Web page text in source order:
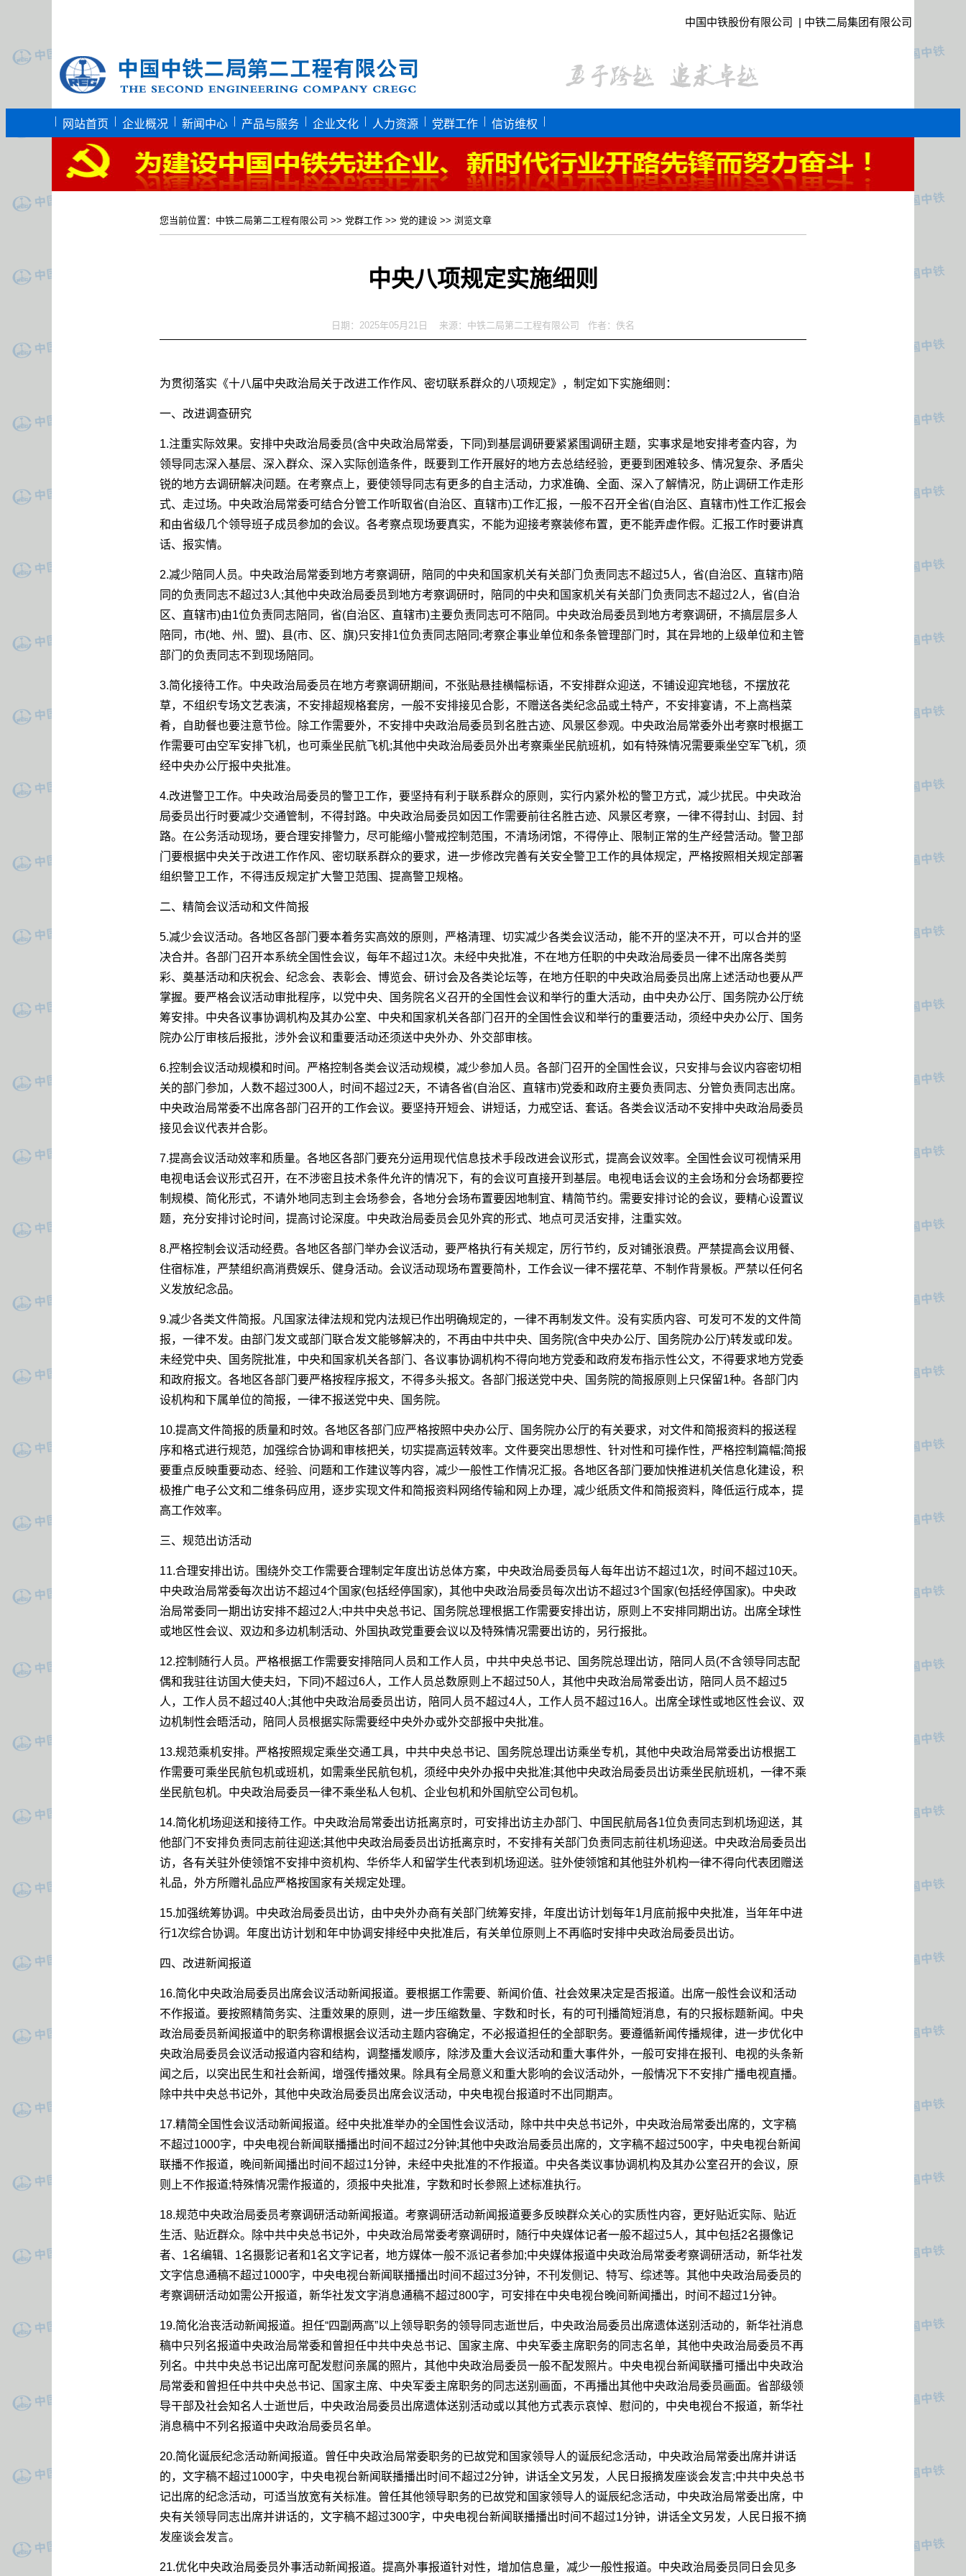
中国中铁股份有限公司 | 中铁二局集团有限公司
| 网站首页 | 企业概况 | 新闻中心 | 产品与服务 | 企业文化 | 人力资源 | 党群工作 | 信访维权 |
您当前位置： 中铁二局第二工程有限公司 >> 党群工作 >> 党的建设 >> 浏览文章
中央八项规定实施细则
日期：2025年05月21日 来源：中铁二局第二工程有限公司 作者：佚名
为贯彻落实《十八届中央政治局关于改进工作作风、密切联系群众的八项规定》，制定如下实施细则：
一、改进调查研究
1.注重实际效果。安排中央政治局委员(含中央政治局常委，下同)到基层调研要紧紧围调研主题，实事求是地安排考查内容，为
领导同志深入基层、深入群众、深入实际创造条件，既要到工作开展好的地方去总结经验，更要到困难较多、情况复杂、矛盾尖
锐的地方去调研解决问题。在考察点上，要使领导同志有更多的自主活动，力求准确、全面、深入了解情况，防止调研工作走形
式、走过场。中央政治局常委可结合分管工作听取省(自治区、直辖市)工作汇报，一般不召开全省(自治区、直辖市)性工作汇报会
和由省级几个领导班子成员参加的会议。各考察点现场要真实，不能为迎接考察装修布置，更不能弄虚作假。汇报工作时要讲真
话、报实情。
2.减少陪同人员。中央政治局常委到地方考察调研，陪同的中央和国家机关有关部门负责同志不超过5人，省(自治区、直辖市)陪
同的负责同志不超过3人;其他中央政治局委员到地方考察调研时，陪同的中央和国家机关有关部门负责同志不超过2人，省(自治
区、直辖市)由1位负责同志陪同，省(自治区、直辖市)主要负责同志可不陪同。中央政治局委员到地方考察调研，不搞层层多人
陪同，市(地、州、盟)、县(市、区、旗)只安排1位负责同志陪同;考察企事业单位和条条管理部门时，其在异地的上级单位和主管
部门的负责同志不到现场陪同。
3.简化接待工作。中央政治局委员在地方考察调研期间，不张贴悬挂横幅标语，不安排群众迎送，不铺设迎宾地毯，不摆放花
草，不组织专场文艺表演，不安排超规格套房，一般不安排接见合影，不赠送各类纪念品或土特产，不安排宴请，不上高档菜
肴，自助餐也要注意节俭。除工作需要外，不安排中央政治局委员到名胜古迹、风景区参观。中央政治局常委外出考察时根据工
作需要可由空军安排飞机，也可乘坐民航飞机;其他中央政治局委员外出考察乘坐民航班机，如有特殊情况需要乘坐空军飞机，须
经中央办公厅报中央批准。
4.改进警卫工作。中央政治局委员的警卫工作，要坚持有利于联系群众的原则，实行内紧外松的警卫方式，减少扰民。中央政治
局委员出行时要减少交通管制，不得封路。中央政治局委员如因工作需要前往名胜古迹、风景区考察，一律不得封山、封园、封
路。在公务活动现场，要合理安排警力，尽可能缩小警戒控制范围，不清场闭馆，不得停止、限制正常的生产经营活动。警卫部
门要根据中央关于改进工作作风、密切联系群众的要求，进一步修改完善有关安全警卫工作的具体规定，严格按照相关规定部署
组织警卫工作，不得违反规定扩大警卫范围、提高警卫规格。
二、精简会议活动和文件简报
5.减少会议活动。各地区各部门要本着务实高效的原则，严格清理、切实减少各类会议活动，能不开的坚决不开，可以合并的坚
决合并。各部门召开本系统全国性会议，每年不超过1次。未经中央批准，不在地方任职的中央政治局委员一律不出席各类剪
彩、奠基活动和庆祝会、纪念会、表彰会、博览会、研讨会及各类论坛等，在地方任职的中央政治局委员出席上述活动也要从严
掌握。要严格会议活动审批程序，以党中央、国务院名义召开的全国性会议和举行的重大活动，由中央办公厅、国务院办公厅统
筹安排。中央各议事协调机构及其办公室、中央和国家机关各部门召开的全国性会议和举行的重要活动，须经中央办公厅、国务
院办公厅审核后报批，涉外会议和重要活动还须送中央外办、外交部审核。
6.控制会议活动规模和时间。严格控制各类会议活动规模，减少参加人员。各部门召开的全国性会议，只安排与会议内容密切相
关的部门参加，人数不超过300人，时间不超过2天，不请各省(自治区、直辖市)党委和政府主要负责同志、分管负责同志出席。
中央政治局常委不出席各部门召开的工作会议。要坚持开短会、讲短话，力戒空话、套话。各类会议活动不安排中央政治局委员
接见会议代表并合影。
7.提高会议活动效率和质量。各地区各部门要充分运用现代信息技术手段改进会议形式，提高会议效率。全国性会议可视情采用
电视电话会议形式召开，在不涉密且技术条件允许的情况下，有的会议可直接开到基层。电视电话会议的主会场和分会场都要控
制规模、简化形式，不请外地同志到主会场参会，各地分会场布置要因地制宜、精简节约。需要安排讨论的会议，要精心设置议
题，充分安排讨论时间，提高讨论深度。中央政治局委员会见外宾的形式、地点可灵活安排，注重实效。
8.严格控制会议活动经费。各地区各部门举办会议活动，要严格执行有关规定，厉行节约，反对铺张浪费。严禁提高会议用餐、
住宿标准，严禁组织高消费娱乐、健身活动。会议活动现场布置要简朴，工作会议一律不摆花草、不制作背景板。严禁以任何名
义发放纪念品。
9.减少各类文件简报。凡国家法律法规和党内法规已作出明确规定的，一律不再制发文件。没有实质内容、可发可不发的文件简
报，一律不发。由部门发文或部门联合发文能够解决的，不再由中共中央、国务院(含中央办公厅、国务院办公厅)转发或印发。
未经党中央、国务院批准，中央和国家机关各部门、各议事协调机构不得向地方党委和政府发布指示性公文，不得要求地方党委
和政府报文。各地区各部门要严格按程序报文，不得多头报文。各部门报送党中央、国务院的简报原则上只保留1种。各部门内
设机构和下属单位的简报，一律不报送党中央、国务院。
10.提高文件简报的质量和时效。各地区各部门应严格按照中央办公厅、国务院办公厅的有关要求，对文件和简报资料的报送程
序和格式进行规范，加强综合协调和审核把关，切实提高运转效率。文件要突出思想性、针对性和可操作性，严格控制篇幅;简报
要重点反映重要动态、经验、问题和工作建议等内容，减少一般性工作情况汇报。各地区各部门要加快推进机关信息化建设，积
极推广电子公文和二维条码应用，逐步实现文件和简报资料网络传输和网上办理，减少纸质文件和简报资料，降低运行成本，提
高工作效率。
三、规范出访活动
11.合理安排出访。围绕外交工作需要合理制定年度出访总体方案，中央政治局委员每人每年出访不超过1次，时间不超过10天。
中央政治局常委每次出访不超过4个国家(包括经停国家)，其他中央政治局委员每次出访不超过3个国家(包括经停国家)。中央政
治局常委同一期出访安排不超过2人;中共中央总书记、国务院总理根据工作需要安排出访，原则上不安排同期出访。出席全球性
或地区性会议、双边和多边机制活动、外国执政党重要会议以及特殊情况需要出访的，另行报批。
12.控制随行人员。严格根据工作需要安排陪同人员和工作人员，中共中央总书记、国务院总理出访，陪同人员(不含领导同志配
偶和我驻往访国大使夫妇，下同)不超过6人，工作人员总数原则上不超过50人，其他中央政治局常委出访，陪同人员不超过5
人，工作人员不超过40人;其他中央政治局委员出访，陪同人员不超过4人，工作人员不超过16人。出席全球性或地区性会议、双
边机制性会晤活动，陪同人员根据实际需要经中央外办或外交部报中央批准。
13.规范乘机安排。严格按照规定乘坐交通工具，中共中央总书记、国务院总理出访乘坐专机，其他中央政治局常委出访根据工
作需要可乘坐民航包机或班机，如需乘坐民航包机，须经中央外办报中央批准;其他中央政治局委员出访乘坐民航班机，一律不乘
坐民航包机。中央政治局委员一律不乘坐私人包机、企业包机和外国航空公司包机。
14.简化机场迎送和接待工作。中央政治局常委出访抵离京时，可安排出访主办部门、中国民航局各1位负责同志到机场迎送，其
他部门不安排负责同志前往迎送;其他中央政治局委员出访抵离京时，不安排有关部门负责同志前往机场迎送。中央政治局委员出
访，各有关驻外使领馆不安排中资机构、华侨华人和留学生代表到机场迎送。驻外使领馆和其他驻外机构一律不得向代表团赠送
礼品，外方所赠礼品应严格按国家有关规定处理。
15.加强统筹协调。中央政治局委员出访，由中央外办商有关部门统筹安排，年度出访计划每年1月底前报中央批准，当年年中进
行1次综合协调。年度出访计划和年中协调安排经中央批准后，有关单位原则上不再临时安排中央政治局委员出访。
四、改进新闻报道
16.简化中央政治局委员出席会议活动新闻报道。要根据工作需要、新闻价值、社会效果决定是否报道。出席一般性会议和活动
不作报道。要按照精简务实、注重效果的原则，进一步压缩数量、字数和时长，有的可刊播简短消息，有的只报标题新闻。中央
政治局委员新闻报道中的职务称谓根据会议活动主题内容确定，不必报道担任的全部职务。要遵循新闻传播规律，进一步优化中
央政治局委员会议活动报道内容和结构，调整播发顺序，除涉及重大会议活动和重大事件外，一般可安排在报刊、电视的头条新
闻之后，以突出民生和社会新闻，增强传播效果。除具有全局意义和重大影响的会议活动外，一般情况下不安排广播电视直播。
除中共中央总书记外，其他中央政治局委员出席会议活动，中央电视台报道时不出同期声。
17.精简全国性会议活动新闻报道。经中央批准举办的全国性会议活动，除中共中央总书记外，中央政治局常委出席的，文字稿
不超过1000字，中央电视台新闻联播播出时间不超过2分钟;其他中央政治局委员出席的，文字稿不超过500字，中央电视台新闻
联播不作报道，晚间新闻播出时间不超过1分钟，未经中央批准的不作报道。中央各类议事协调机构及其办公室召开的会议，原
则上不作报道;特殊情况需作报道的，须报中央批准，字数和时长参照上述标准执行。
18.规范中央政治局委员考察调研活动新闻报道。考察调研活动新闻报道要多反映群众关心的实质性内容，更好贴近实际、贴近
生活、贴近群众。除中共中央总书记外，中央政治局常委考察调研时，随行中央媒体记者一般不超过5人，其中包括2名摄像记
者、1名编辑、1名摄影记者和1名文字记者，地方媒体一般不派记者参加;中央媒体报道中央政治局常委考察调研活动，新华社发
文字信息通稿不超过1000字，中央电视台新闻联播播出时间不超过3分钟，不刊发侧记、特写、综述等。其他中央政治局委员的
考察调研活动如需公开报道，新华社发文字消息通稿不超过800字，可安排在中央电视台晚间新闻播出，时间不超过1分钟。
19.简化治丧活动新闻报道。担任“四副两高”以上领导职务的领导同志逝世后，中央政治局委员出席遗体送别活动的，新华社消息
稿中只列名报道中央政治局常委和曾担任中共中央总书记、国家主席、中央军委主席职务的同志名单，其他中央政治局委员不再
列名。中共中央总书记出席可配发慰问亲属的照片，其他中央政治局委员一般不配发照片。中央电视台新闻联播可播出中央政治
局常委和曾担任中共中央总书记、国家主席、中央军委主席职务的同志送别画面，不再播出其他中央政治局委员画面。省部级领
导干部及社会知名人士逝世后，中央政治局委员出席遗体送别活动或以其他方式表示哀悼、慰问的，中央电视台不报道，新华社
消息稿中不列名报道中央政治局委员名单。
20.简化诞辰纪念活动新闻报道。曾任中央政治局常委职务的已故党和国家领导人的诞辰纪念活动，中央政治局常委出席并讲话
的，文字稿不超过1000字，中央电视台新闻联播播出时间不超过2分钟，讲话全文另发，人民日报摘发座谈会发言;中共中央总书
记出席的纪念活动，可适当放宽有关标准。曾任其他领导职务的已故党和国家领导人的诞辰纪念活动，中央政治局常委出席，中
央有关领导同志出席并讲话的，文字稿不超过300字，中央电视台新闻联播播出时间不超过1分钟，讲话全文另发，人民日报不摘
发座谈会发言。
21.优化中央政治局委员外事活动新闻报道。提高外事报道针对性，增加信息量，减少一般性报道。中央政治局委员同日会见多